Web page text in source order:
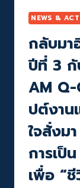
NEWS &
กลับมา
ปีที่ 3 กั
AM Q-
ปต์งาน
ใจสั่งม
การเป็
เพื่อ “